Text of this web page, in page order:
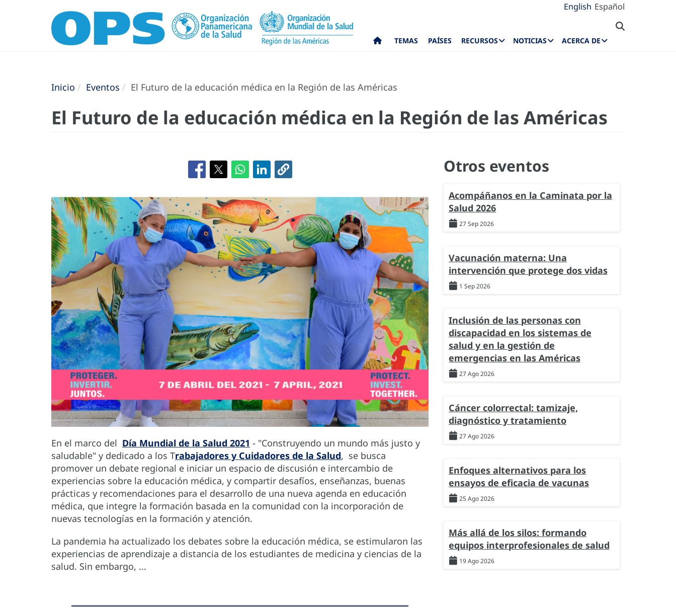
English Español
TEMAS PAÍSES RECURSOS NOTICIAS ACERCA DE
Inicio Eventos El Futuro de la educación médica en la Región de las Américas
El Futuro de la educación médica en la Región de las Américas
En el marco del Día Mundial de la Salud 2021 - "Construyendo un mundo más justo y
saludable" y dedicado a los Trabajadores y Cuidadores de la Salud, se busca
promover un debate regional e iniciar un espacio de discusión e intercambio de
experiencias sobre la educación médica, y compartir desafíos, enseñanzas, buenas
prácticas y recomendaciones para el desarrollo de una nueva agenda en educación
médica, que integre la formación basada en la comunidad con la incorporación de
nuevas tecnologías en la formación y atención.
La pandemia ha actualizado los debates sobre la educación médica, se estimularon las
experiencias de aprendizaje a distancia de los estudiantes de medicina y ciencias de la
salud. Sin embargo, ...
Otros eventos
Acompáñanos en la Caminata por la
Salud 2026
27 Sep 2026
Vacunación materna: Una
intervención que protege dos vidas
1 Sep 2026
Inclusión de las personas con
discapacidad en los sistemas de
salud y en la gestión de
emergencias en las Américas
27 Ago 2026
Cáncer colorrectal: tamizaje,
diagnóstico y tratamiento
27 Ago 2026
Enfoques alternativos para los
ensayos de eficacia de vacunas
25 Ago 2026
Más allá de los silos: formando
equipos interprofesionales de salud
19 Ago 2026